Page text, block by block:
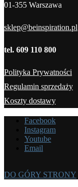
01-355 Warszawa
sklep@beinspiration.pl
tel. 609 110 800
Polityka Prywatności
Regulamin sprzedaży
Koszty dostawy
Facebook
Instagram
Youtube
Email
DO GÓRY STRONY